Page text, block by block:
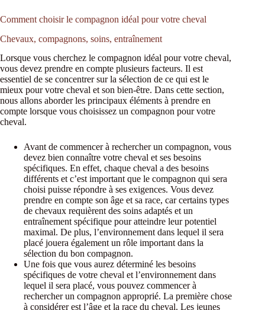
Comment choisir le compagnon idéal pour votre cheval
Chevaux, compagnons, soins, entraînement
Lorsque vous cherchez le compagnon idéal pour votre cheval,
vous devez prendre en compte plusieurs facteurs. Il est
essentiel de se concentrer sur la sélection de ce qui est le
mieux pour votre cheval et son bien-être. Dans cette section,
nous allons aborder les principaux éléments à prendre en
compte lorsque vous choisissez un compagnon pour votre
cheval.
Avant de commencer à rechercher un compagnon, vous
devez bien connaître votre cheval et ses besoins
spécifiques. En effet, chaque cheval a des besoins
différents et c’est important que le compagnon qui sera
choisi puisse répondre à ses exigences. Vous devez
prendre en compte son âge et sa race, car certains types
de chevaux requièrent des soins adaptés et un
entraînement spécifique pour atteindre leur potentiel
maximal. De plus, l’environnement dans lequel il sera
placé jouera également un rôle important dans la
sélection du bon compagnon.
Une fois que vous aurez déterminé les besoins
spécifiques de votre cheval et l’environnement dans
lequel il sera placé, vous pouvez commencer à
rechercher un compagnon approprié. La première chose
à considérer est l’âge et la race du cheval. Les jeunes